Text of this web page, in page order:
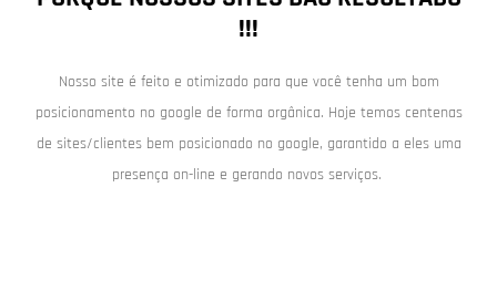
!!!
Nosso site é feito e otimizado para que você tenha um bom
posicionamento no google de forma orgânica. Hoje temos centenas
de sites/clientes bem posicionado no google, garantido a eles uma
presença on-line e gerando novos serviços.